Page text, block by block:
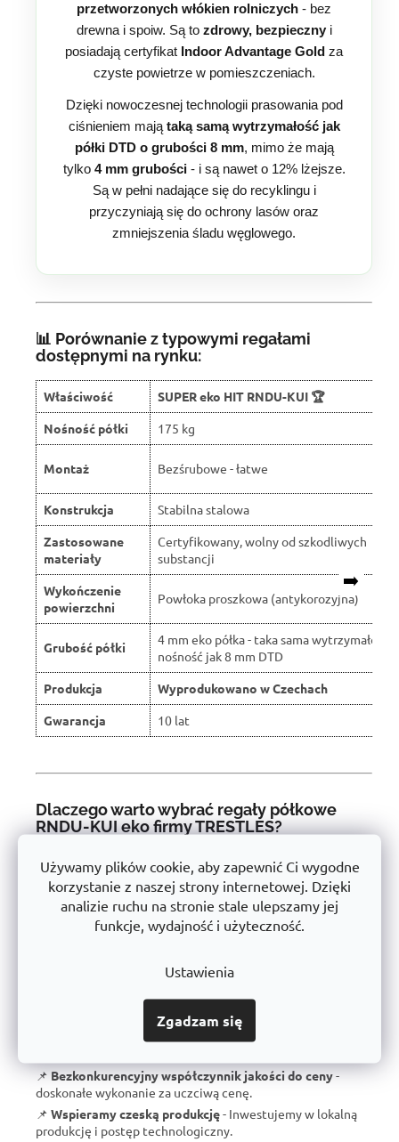
Używamy plików cookie, aby zapewnić Ci wygodne
korzystanie z naszej strony internetowej. Dzięki
analizie ruchu na stronie stale ulepszamy jej
funkcje, wydajność i użyteczność.
Ustawienia
Zgadzam się
przetworzonych włókien rolniczych - bez
drewna i spoiw. Są to zdrowy, bezpiecznyi
posiadają certyfikat Indoor Advantage Gold za
czyste powietrze w pomieszczeniach.
Dzięki nowoczesnej technologii prasowania pod
ciśnieniem mają taką samą wytrzymałość jak
półki DTD o grubości 8 mm, mimo że mają
tylko 4 mm grubości- i są nawet o 12% lżejsze.
Są w pełni nadające się do recyklingu i
przyczyniają się do ochrony lasów oraz
zmniejszenia śladu węglowego.
📊 Porównanie z typowymi regałami
dostępnymi na rynku:
➡️
Właściwość
SUPER eko HIT RNDU-KUI 🏆
Nośność półki
175 kg
Montaż Bezśrubowe - łatwe
Konstrukcja
Stabilna stalowa
Zastosowane
materiały
Certyfikowany, wolny od szkodliwych
substancji
Wykończenie
powierzchni
Powłoka proszkowa (antykorozyjna)
Grubość półki
4 mm eko półka - taka sama wytrzymałość i
nośność jak 8 mm DTD
Produkcja
Wyprodukowano w Czechach
Gwarancja
10 lat
Dlaczego warto wybrać regały półkowe
RNDU-KUI eko firmy TRESTLES?
Firma TRESTLES a.s. jest Czeski producent z długą tradycją
w dziedzinie regałów metalowych i technologii transportu.
Dzięki produkcji naw pełni zautomatyzowanych liniach
utrzymujemy Stabilna seria produktów, które spełniają
najwyższe standardy jakościowe.
przetestowana pod kątem dużego obciążenia.
Gwarantowana nośność- każdy regał jest certyfikowany
dla podanego obciążenia.
Doskonała ergonomia
- łatwa obsługa i regulacja
📌 Bezkonkurencyjny współczynnik jakoścido ceny-
doskonałe wykonanie za uczciwą cenę.
📌 Wspieramy czeską produkcję- Inwestujemy w lokalną
produkcję i postęp technologiczny.